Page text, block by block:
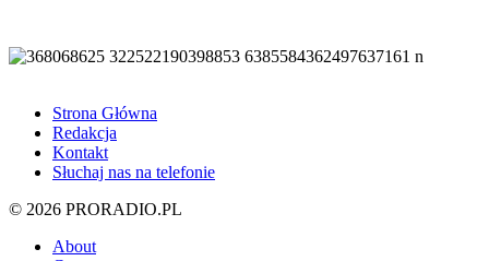
Strona Główna
Redakcja
Kontakt
Słuchaj nas na telefonie
© 2026 PRORADIO.PL
About